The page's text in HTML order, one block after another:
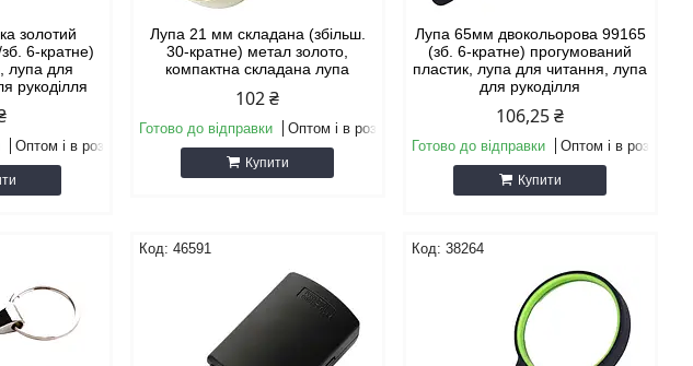
золотий
6-кратне)
лупа для
рукоділля
Оптом і в роздріб
Лупа 21 мм складана (збільш.
30-кратне) метал золото,
компактна складана лупа
102 ₴
Готово до відправки Оптом і в роздріб
Купити
Лупа 65мм двокольорова 99165
(зб. 6-кратне) прогумований
пластик, лупа для читання, лупа
для рукоділля
106,25 ₴
Готово до відправки Оптом і в роздріб
Купити
46591 38264